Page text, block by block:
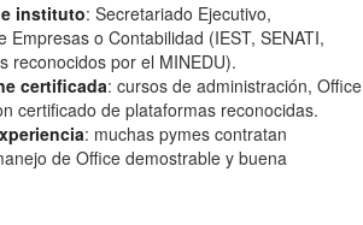
instituto: Secretariado Ejecutivo,
Empresas o Contabilidad (IEST, SENATI,
reconocidos por el MINEDU).
certificada: cursos de administración, Office
certificado de plataformas reconocidas.
: muchas pymes contratan
de Office demostrable y buena